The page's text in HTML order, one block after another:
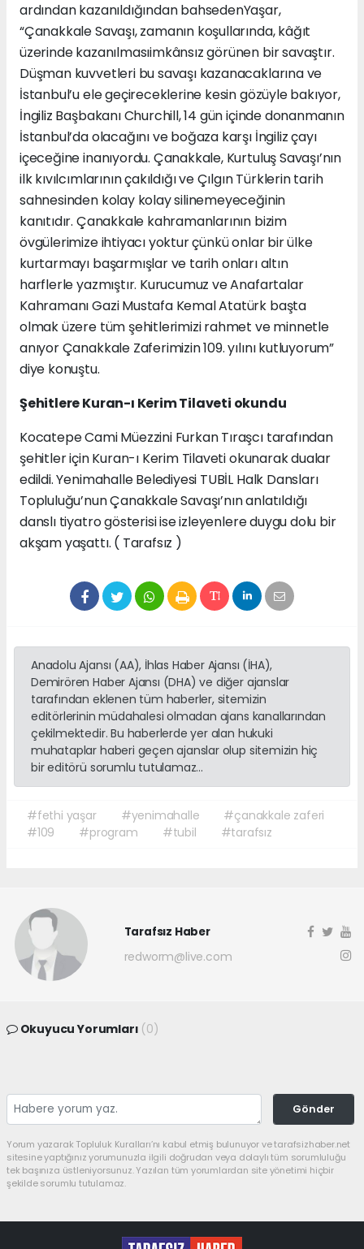
ardından kazanıldığından bahsedenYaşar,
“Çanakkale Savaşı, zamanın koşullarında, kâğıt
üzerinde kazanılmasıimkânsız görünen bir savaştır.
Düşman kuvvetleri bu savaşı kazanacaklarına ve
İstanbul’u ele geçireceklerine kesin gözüyle bakıyor,
İngiliz Başbakanı Churchill, 14 gün içinde donanmanın
İstanbul’da olacağını ve boğaza karşı İngiliz çayı
içeceğine inanıyordu. Çanakkale, Kurtuluş Savaşı’nın
ilk kıvılcımlarının çakıldığı ve Çılgın Türklerin tarih
sahnesinden kolay kolay silinemeyeceğinin
kanıtıdır. Çanakkale kahramanlarının bizim
övgülerimize ihtiyacı yoktur çünkü onlar bir ülke
kurtarmayı başarmışlar ve tarih onları altın
harflerle yazmıştır. Kurucumuz ve Anafartalar
Kahramanı Gazi Mustafa Kemal Atatürk başta
olmak üzere tüm şehitlerimizi rahmet ve minnetle
anıyor Çanakkale Zaferimizin 109. yılını kutluyorum”
diye konuştu.
Şehitlere Kuran-ı Kerim Tilaveti okundu
Kocatepe Cami Müezzini Furkan Tıraşcı tarafından
şehitler için Kuran-ı Kerim Tilaveti okunarak dualar
edildi. Yenimahalle Belediyesi TUBİL Halk Dansları
Topluluğu’nun Çanakkale Savaşı’nın anlatıldığı
danslı tiyatro gösterisi ise izleyenlere duygu dolu bir
akşam yaşattı. ( Tarafsız )
Anadolu Ajansı (AA), İhlas Haber Ajansı (İHA),
Demirören Haber Ajansı (DHA) ve diğer ajanslar
tarafından eklenen tüm haberler, sitemizin
editörlerinin müdahalesi olmadan ajans kanallarından
çekilmektedir. Bu haberlerde yer alan hukuki
muhataplar haberi geçen ajanslar olup sitemizin hiç
bir editörü sorumlu tutulamaz...
#fethi yaşar #yenimahalle
#çanakkale zaferi
#109
#program #tubil #tarafsız
Tarafsız Haber
redworm@live.com
Okuyucu Yorumları (0)
Gönder
Yorum yazarak Topluluk Kuralları’nı kabul etmiş bulunuyor ve tarafsizhaber.net
sitesine yaptığınız yorumunuzla ilgili doğrudan veya dolaylı tüm sorumluluğu
tek başınıza üstleniyorsunuz. Yazılan tüm yorumlardan site yönetimi hiçbir
şekilde sorumlu tutulamaz.